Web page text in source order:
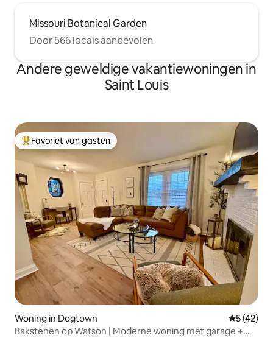
Missouri Botanical Garden
Door 566 locals aanbevolen
Andere geweldige vakantiewoningen in
Saint Louis
Topfavoriet van gasten
Favoriet van gasten
Woning in Dogtown
5 (42)
Bakstenen op Watson | Moderne woning met garage +